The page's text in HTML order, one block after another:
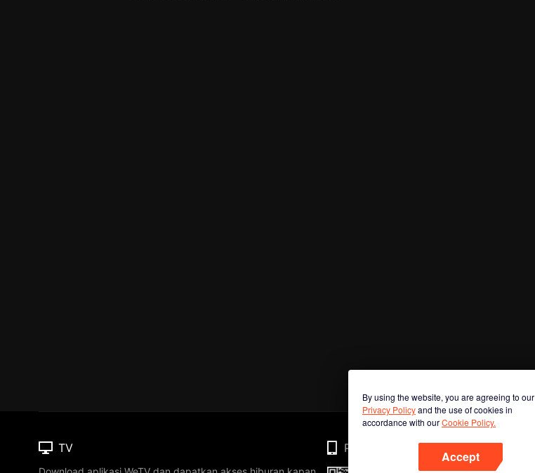
By using the website, you are agreeing to our
Privacy Policyand the use of cookies in
accordance with ourCookie Policy.
Accept
TV Phone